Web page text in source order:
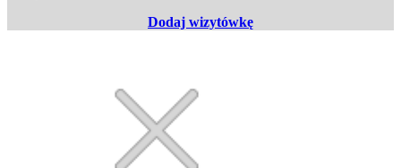
Dodaj wizytówkę